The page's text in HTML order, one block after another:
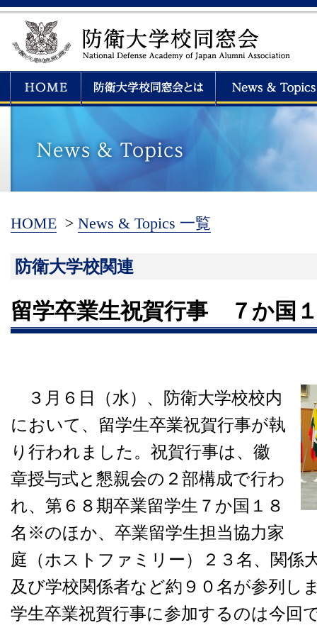
HOME > News & Topics 一覧
防衛大学校関連
留学卒業生祝賀行事 ７か国
３月６日（水）、防衛大学校校内
において、留学生卒業祝賀行事が執
り行われました。祝賀行事は、徽
章授与式と懇親会の２部構成で行わ
れ、第６８期卒業留学生７か国１８
名※のほか、卒業留学生担当協力家
庭（ホストファミリー）２３名、関係
及び学校関係者など約９０名が参列し
学生卒業祝賀行事に参加するのは今回